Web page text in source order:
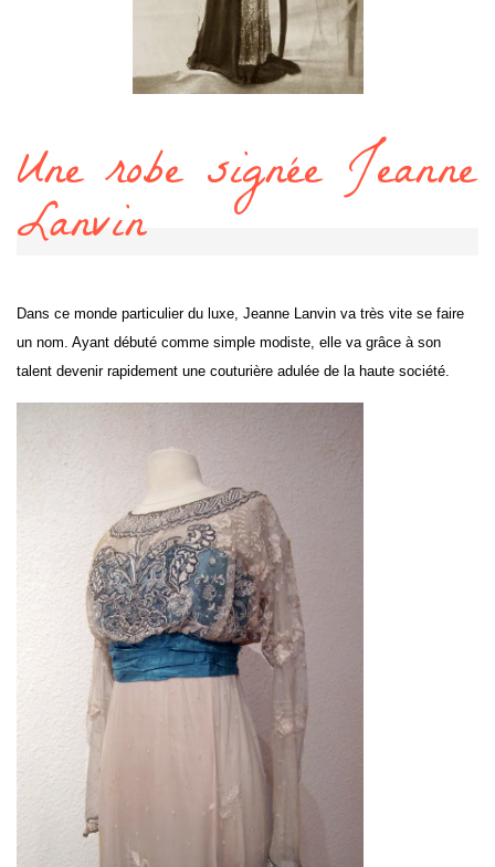
Une robe signée Jeanne
Lanvin
Dans ce monde particulier du luxe, Jeanne Lanvin va très vite se faire
un nom. Ayant débuté comme simple modiste, elle va grâce à son
talent devenir rapidement une couturière adulée de la haute société.